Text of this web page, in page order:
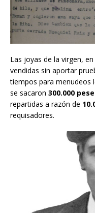
Las joyas de la virgen,
vendidas sin aportar
tiempos para menudeos
se sacaron 300.000
repartidas a razón de
requisadores.